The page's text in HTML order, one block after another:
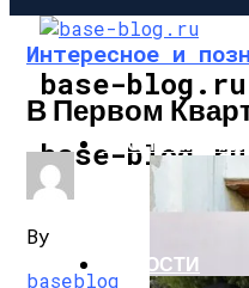
base-blog.ru
base-blog.ru
ЭКОНОМИКА И
НОВОСТИ
Интересное и
В Первом
By
baseblog